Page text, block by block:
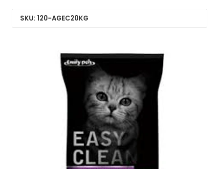
SKU: 120-AGEC20KG